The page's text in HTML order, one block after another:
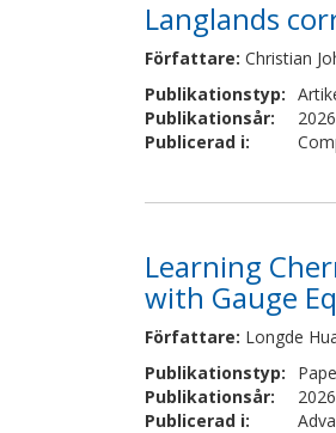
Langlands
Författare: Christian
Publikationstyp:
Publikationsår:
2026
Publicerad i:
Learning
with Gauge
Författare: Longde
Publikationstyp:
Publikationsår:
2026
Publicerad i: